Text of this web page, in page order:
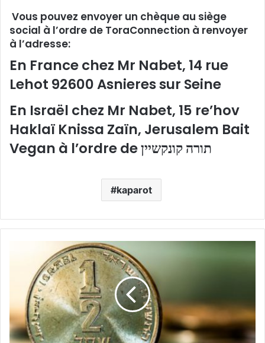
Vous pouvez envoyer un chèque au siège
social à l’ordre de ToraConnection à renvoyer
à l’adresse:
En France chez Mr Nabet, 14 rue
Lehot 92600 Asnieres sur Seine
En Israël chez Mr Nabet, 15 re’hov
Haklaï Knissa Zaïn, Jerusalem Bait
Vegan à l’ordre de תורה קונקשיין
kaparot